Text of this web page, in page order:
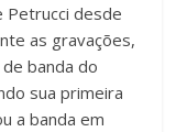
Petrucci desde
as gravações,
banda do
sua primeira
a banda em